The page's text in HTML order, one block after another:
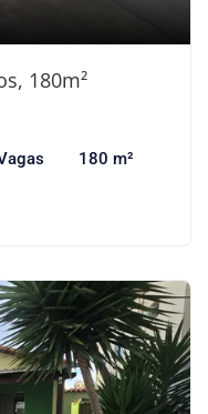
180m²
180 m²